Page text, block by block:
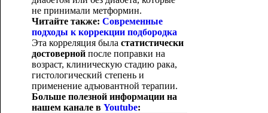
не принимали метформин.
Читайте также: Современные
подходы к коррекции подбородка
Эта корреляция была статистически
достовернойпосле поправки на
возраст, клиническую стадию рака,
гистологический степень и
применение адъювантной терапии.
Больше полезной информации на
нашем канале в Youtube: